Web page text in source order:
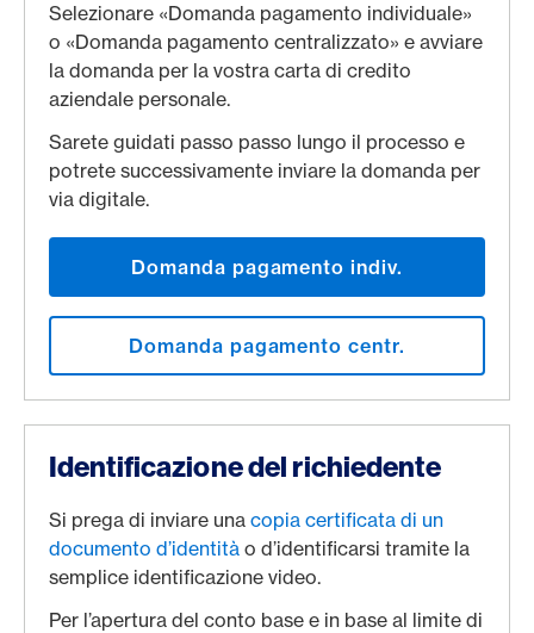
Selezionare «Domanda pagamento individuale»
o «Domanda pagamento centralizzato» e avviare
la domanda per la vostra carta di credito
aziendale personale.
Sarete guidati passo passo lungo il processo e
potrete successivamente inviare la domanda per
via digitale.
Domanda pagamento indiv.
Domanda pagamento centr.
Identificazione del richiedente
Si prega di inviare una copia certificata di un
documento d’identità o d’identificarsi tramite la
semplice identificazione video.
Per l’apertura del conto base e in base al limite di